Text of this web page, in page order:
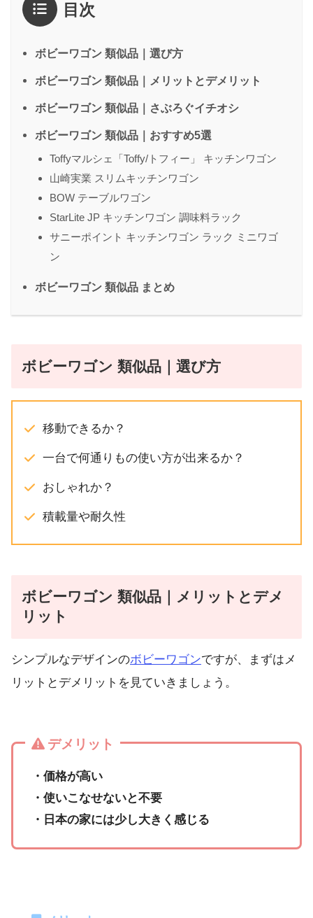
4点
3点
2点
1点
感想 *
名前 （任意）
目次
ボビーワゴン 類似品｜選び方
ボビーワゴン 類似品｜メリットとデメリット
ボビーワゴン 類似品｜さぶろぐイチオシ
ボビーワゴン 類似品｜おすすめ5選
Toffyマルシェ「Toffy/トフィー」 キッチンワゴン
山崎実業 スリムキッチンワゴン
BOW テーブルワゴン
StarLite JP キッチンワゴン 調味料ラック
サニーポイント キッチンワゴン ラック ミニワゴ
ン
ボビーワゴン 類似品 まとめ
ボビーワゴン 類似品｜選び方
移動できるか？
一台で何通りもの使い方が出来るか？
おしゃれか？
積載量や耐久性
ボビーワゴン 類似品｜メリットとデメ
リット
シンプルなデザインのボビーワゴンですが、まずはメ
リットとデメリットを見ていきましょう。
デメリット
・価格が高い
・使いこなせないと不要
・日本の家には少し大きく感じる